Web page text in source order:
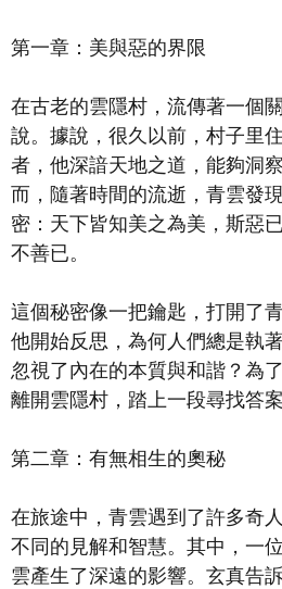
第一章：美與惡的界限
在古老的雲隱村，流傳著一個
說。據說，很久以前，村子里
者，他深諳天地之道，能夠洞
而，隨著時間的流逝，青雲發
密：天下皆知美之為美，斯惡
不善已。
這個秘密像一把鑰匙，打開了
他開始反思，為何人們總是執
忽視了內在的本質與和諧？為
離開雲隱村，踏上一段尋找答案
第二章：有無相生的奧秘
在旅途中，青雲遇到了許多奇
不同的見解和智慧。其中，一
雲產生了深遠的影響。玄真告